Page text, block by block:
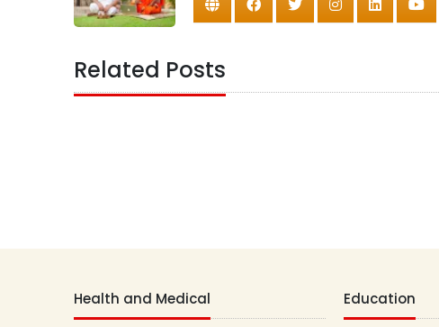
Related Posts
Health and Medical Education